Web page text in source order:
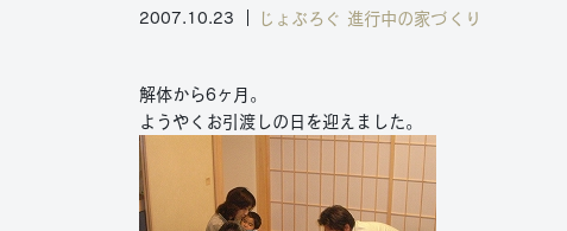
2007.10.23 じょぶろぐ 進行中の家づくり
解体から6ヶ月。
ようやくお引渡しの日を迎えました。